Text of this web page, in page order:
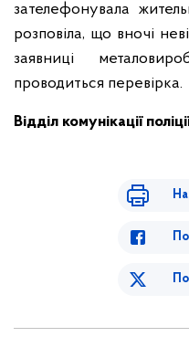
зателефонувала
розповіла, що вночі
заявниці
проводиться перевірка.
Відділ комунікації